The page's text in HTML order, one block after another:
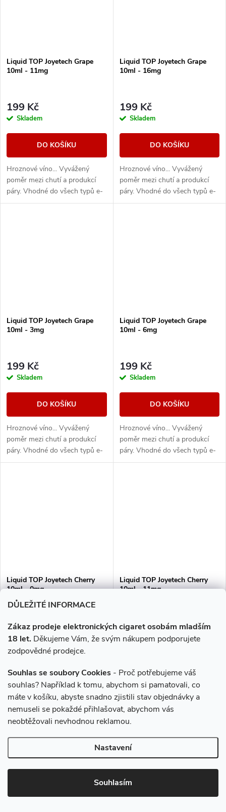
DŮLEŽITÉ INFORMACE
Zákaz prodeje elektronických cigaret osobám mladším
18 let. Děkujeme Vám, že svým nákupem podporujete
zodpovědné prodejce.
Souhlas se soubory Cookies - Proč potřebujeme váš
souhlas? Například k tomu, abychom si pamatovali, co
máte v košíku, abyste snadno zjistili stav objednávky a
nemuseli se pokaždé přihlašovat, abychom vás
neobtěžovali nevhodnou reklamou.
Nastavení
Souhlasím
Liquid TOP Joyetech Grape
10ml - 11mg
199 Kč
Skladem
DO KOŠÍKU
Hroznové víno... Vyvážený
poměr mezi chutí a produkcí
páry. Vhodné do všech typů e-
cigaret
Liquid TOP Joyetech Grape
10ml - 16mg
199 Kč
Skladem
DO KOŠÍKU
Hroznové víno... Vyvážený
poměr mezi chutí a produkcí
páry. Vhodné do všech typů e-
cigaret
Liquid TOP Joyetech Grape
10ml - 3mg
199 Kč
Skladem
DO KOŠÍKU
Hroznové víno... Vyvážený
poměr mezi chutí a produkcí
páry. Vhodné do všech typů e-
cigaret
Liquid TOP Joyetech Grape
10ml - 6mg
199 Kč
Skladem
DO KOŠÍKU
Hroznové víno... Vyvážený
poměr mezi chutí a produkcí
páry. Vhodné do všech typů e-
cigaret
Liquid TOP Joyetech Cherry
10ml - 0mg
199 Kč
Momentálně nedostupné
Třešeň
Liquid TOP Joyetech Cherry
10ml - 11mg
199 Kč
Skladem
Třešeň... Vyvážený poměr mezi
chutí a produkcí páry. Vhodné
do všech typů e-cigaret